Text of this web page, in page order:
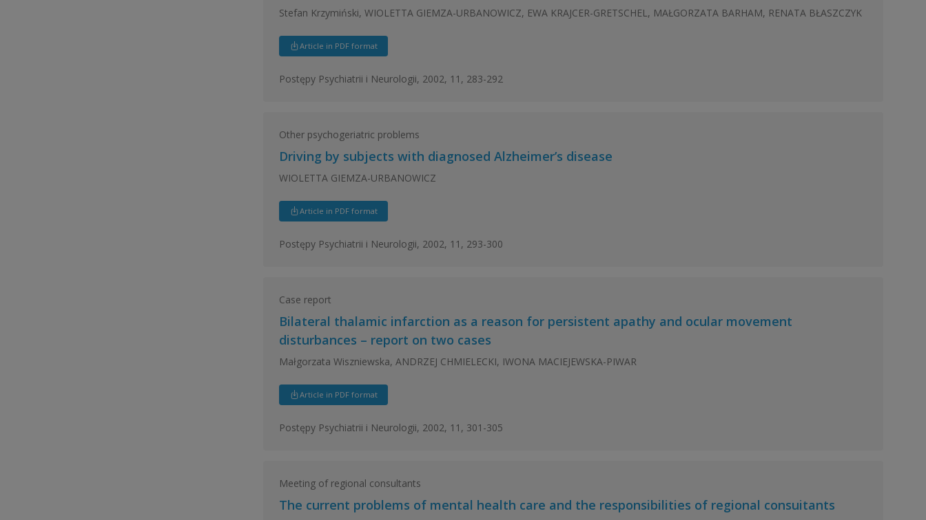
Stefan Krzymiński, WIOLETTA GIEMZA-URBANOWICZ, EWA KRAJCER-GRETSCHEL, MAŁGORZATA BARHAM, RENATA BŁASZCZYK
Article in PDF format
Postępy Psychiatrii i Neurologii, 2002, 11, 283-292
Other psychogeriatric problems
Driving by subjects with diagnosed Alzheimer’s disease
WIOLETTA GIEMZA-URBANOWICZ
Article in PDF format
Postępy Psychiatrii i Neurologii, 2002, 11, 293-300
Case report
Bilateral thalamic infarction as a reason for persistent apathy and ocular movement
disturbances – report on two cases
Małgorzata Wiszniewska, ANDRZEJ CHMIELECKI, IWONA MACIEJEWSKA-PIWAR
Article in PDF format
Postępy Psychiatrii i Neurologii, 2002, 11, 301-305
Meeting of regional consultants
The current problems of mental health care and the responsibilities of regional consuitants